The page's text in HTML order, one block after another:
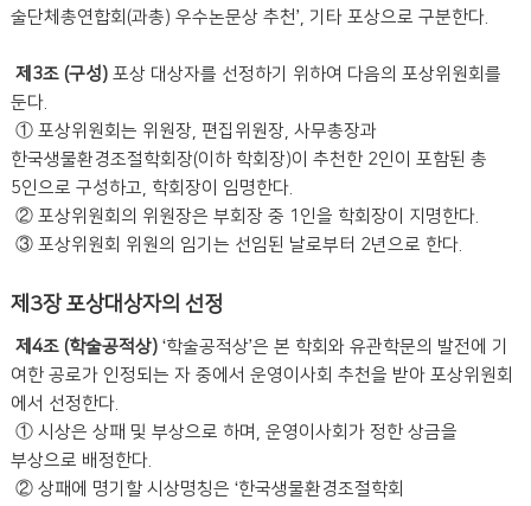
술단체총연합회(과총) 우수논문상 추천’, 기타 포상으로 구분한다.
제3조 (구성) 포상 대상자를 선정하기 위하여 다음의 포상위원회를
둔다.
① 포상위원회는 위원장, 편집위원장, 사무총장과
한국생물환경조절학회장(이하 학회장)이 추천한 2인이 포함된 총
5인으로 구성하고, 학회장이 임명한다.
② 포상위원회의 위원장은 부회장 중 1인을 학회장이 지명한다.
③ 포상위원회 위원의 임기는 선임된 날로부터 2년으로 한다.
제3장 포상대상자의 선정
제4조 (학술공적상) ‘학술공적상’은 본 학회와 유관학문의 발전에 기
여한 공로가 인정되는 자 중에서 운영이사회 추천을 받아 포상위원회
에서 선정한다.
① 시상은 상패 및 부상으로 하며, 운영이사회가 정한 상금을
부상으로 배정한다.
② 상패에 명기할 시상명칭은 ‘한국생물환경조절학회